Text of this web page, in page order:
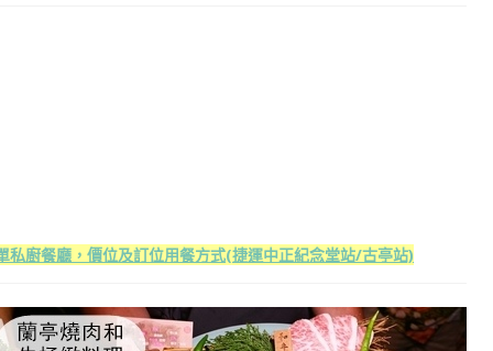
廚餐廳，價位及訂位用餐方式(捷運中正紀念堂站/古亭站)